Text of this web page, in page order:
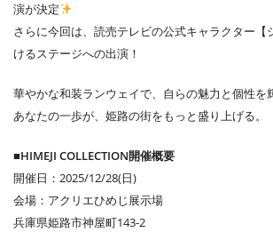
演が決定
さらに今回は、読売テレビの公式キャラクター【
けるステージへの出演！
華やかな和装ランウェイで、自らの魅力と個性を
あなたの一歩が、姫路の街をもっと盛り上げる。
■HIMEJI COLLECTION開催概要
開催日：2025/12/28(日)
会場：アクリエひめじ展示場
兵庫県姫路市神屋町143-2